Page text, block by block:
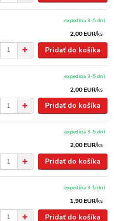
2,00 EUR/ks
expedícia 3-5 dní
Pridať do košíka
2,00 EUR/ks
expedícia 3-5 dní
Pridať do košíka
2,00 EUR/ks
expedícia 3-5 dní
Pridať do košíka
1,90 EUR/ks
expedícia 3-5 dní
Pridať do košíka